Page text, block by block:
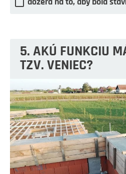
dozerá na to, aby bola
5. AKÚ FUNKCIU
TZV. VENIEC?